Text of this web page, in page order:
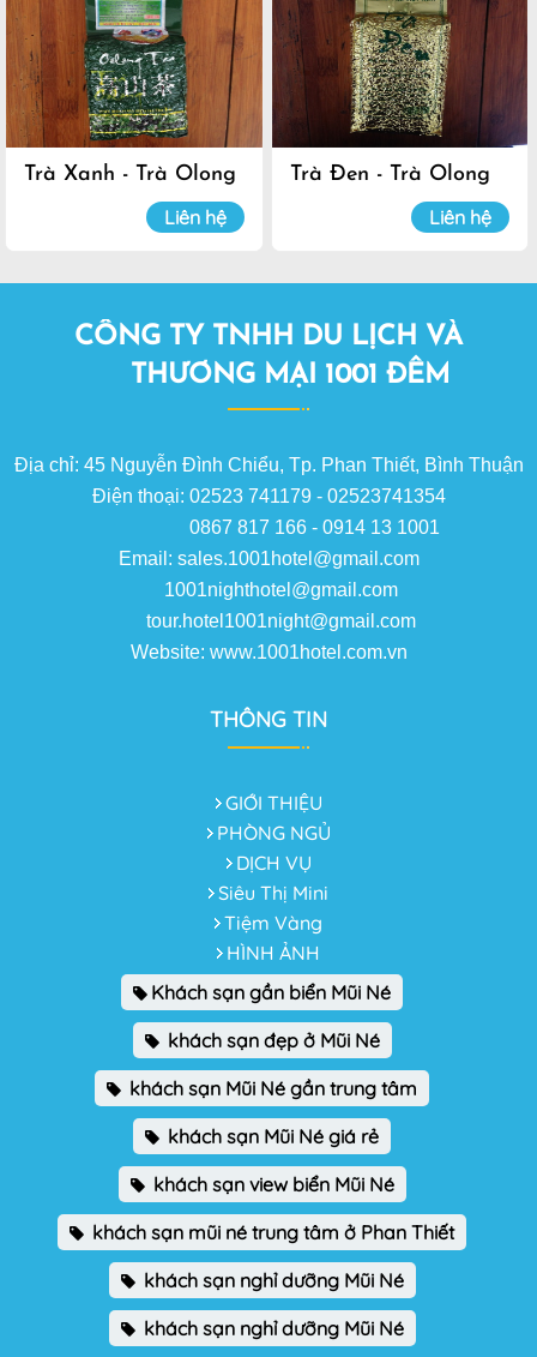
Trà Xanh - Trà Olong
Liên hệ
Trà Đen - Trà Olong
Liên hệ
CÔNG TY TNHH DU LỊCH VÀ
THƯƠNG MẠI 1001 ĐÊM
Địa chỉ: 45 Nguyễn Đình Chiểu, Tp. Phan Thiết, Bình Thuận
Điện thoại: 02523 741179 - 02523741354
0867 817 166 - 0914 13 1001
Email: sales.1001hotel@gmail.com
1001nighthotel@gmail.com
tour.hotel1001night@gmail.com
Website: www.1001hotel.com.vn
THÔNG TIN
GIỚI THIỆU
PHÒNG NGỦ
DỊCH VỤ
Siêu Thị Mini
Tiệm Vàng
HÌNH ẢNH
Khách sạn gần biển Mũi Né
khách sạn đẹp ở Mũi Né
khách sạn Mũi Né gần trung tâm
khách sạn Mũi Né giá rẻ
khách sạn view biển Mũi Né
khách sạn mũi né trung tâm ở Phan Thiết
khách sạn nghỉ dưỡng Mũi Né
khách sạn nghỉ dưỡng Mũi Né